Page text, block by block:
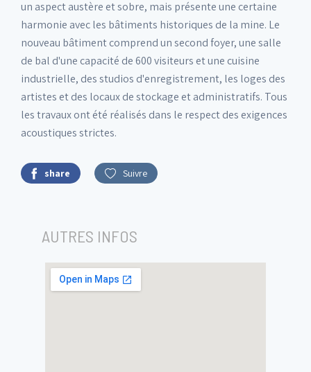
un aspect austère et sobre, mais présente une certaine
harmonie avec les bâtiments historiques de la mine. Le
nouveau bâtiment comprend un second foyer, une salle
de bal d'une capacité de 600 visiteurs et une cuisine
industrielle, des studios d'enregistrement, les loges des
artistes et des locaux de stockage et administratifs. Tous
les travaux ont été réalisés dans le respect des exigences
acoustiques strictes.
share Suivre
AUTRES INFOS